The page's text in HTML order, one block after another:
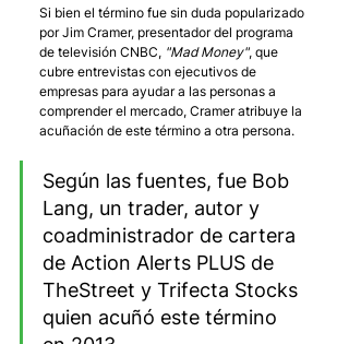
Si bien el término fue sin duda popularizado
por Jim Cramer, presentador del programa
de televisión CNBC, "Mad Money", que
cubre entrevistas con ejecutivos de
empresas para ayudar a las personas a
comprender el mercado, Cramer atribuye la
acuñación de este término a otra persona.
Según las fuentes, fue Bob
Lang, un trader, autor y
coadministrador de cartera
de Action Alerts PLUS de
TheStreet y Trifecta Stocks
quien acuñó este término